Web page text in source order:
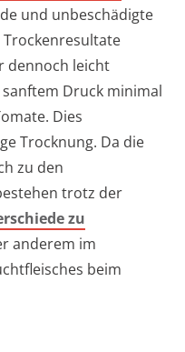
und unbeschädigte
Trockenresultate
dennoch leicht
Druck minimal
Dies
Trocknung. Da die
zu den
trotz der
zu
anderem im
beim